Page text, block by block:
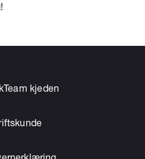
kjeden